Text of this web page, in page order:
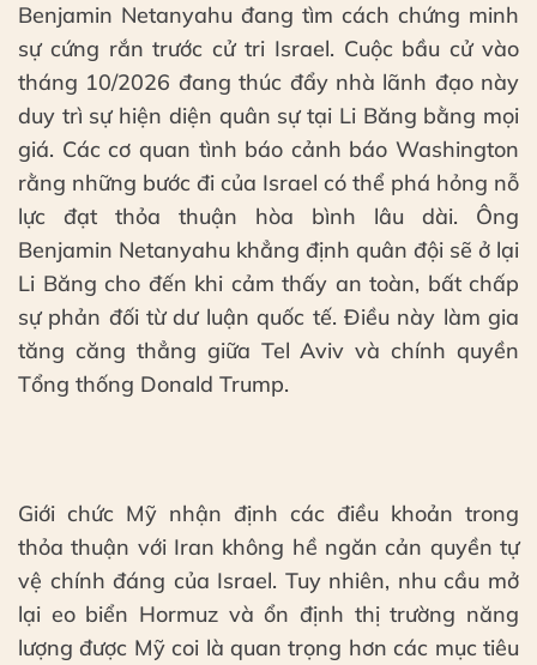
Benjamin Netanyahu đang tìm cách chứng minh
sự cứng rắn trước cử tri Israel. Cuộc bầu cử vào
tháng 10/2026 đang thúc đẩy nhà lãnh đạo này
duy trì sự hiện diện quân sự tại Li Băng bằng mọi
giá. Các cơ quan tình báo cảnh báo Washington
rằng những bước đi của Israel có thể phá hỏng nỗ
lực đạt thỏa thuận hòa bình lâu dài. Ông
Benjamin Netanyahu khẳng định quân đội sẽ ở lại
Li Băng cho đến khi cảm thấy an toàn, bất chấp
sự phản đối từ dư luận quốc tế. Điều này làm gia
tăng căng thẳng giữa Tel Aviv và chính quyền
Tổng thống Donald Trump.
Giới chức Mỹ nhận định các điều khoản trong
thỏa thuận với Iran không hề ngăn cản quyền tự
vệ chính đáng của Israel. Tuy nhiên, nhu cầu mở
lại eo biển Hormuz và ổn định thị trường năng
lượng được Mỹ coi là quan trọng hơn các mục tiêu